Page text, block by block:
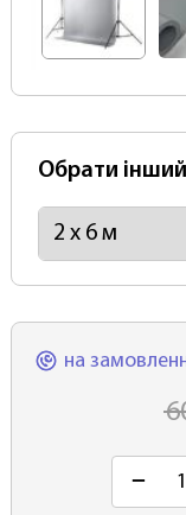
Обрати
на
−